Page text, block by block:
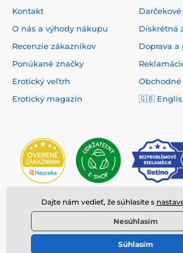
Kontakt
O nás a výhody nákupu
Recenzie zákazníkov
Ponúkané značky
Erotický veľtrh
Erotický magazín
Diskrétná
Doprava a
🇬🇧
© 2026 www.deeplove.sk ⦁ E-shop
Dajte nám vedieť, že súhlasíte s
Nesúhlasím
Súhlasím